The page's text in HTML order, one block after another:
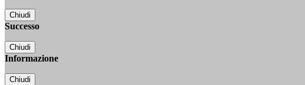
Chiudi
Successo
Chiudi
Informazione
Chiudi